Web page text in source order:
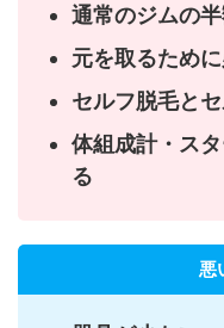
通常のジムの
元を取るため
セルフ脱毛と
体組成計・ス
る
悪